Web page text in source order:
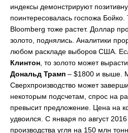
индексы демонстрируют
поинтересовалась госпожа
Bloomberg тоже растет. Доллар
золото, поднялись. Аналитики
любом раскладе выборов США.
Клинтон , то золото может
Дональд Трамп – $1800 и выше.
Сверхпроизводство может
некоторым подсчетам, спрос на
превысит предложение. Цена на
удвоился. С января по август
производства угля на 150 млн